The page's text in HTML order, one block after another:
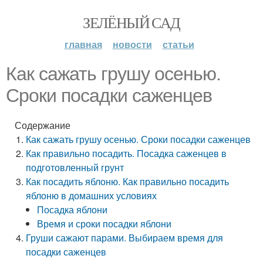
ЗЕЛЁНЫЙ САД
главная новости статьи
Как сажать грушу осенью.
Сроки посадки саженцев
Содержание
Как сажать грушу осенью. Сроки посадки саженцев
Как правильно посадить. Посадка саженцев в
подготовленный грунт
Как посадить яблоню. Как правильно посадить
яблоню в домашних условиях
Посадка яблони
Время и сроки посадки яблони
Груши сажают парами. Выбираем время для
посадки саженцев